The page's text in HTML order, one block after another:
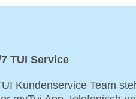
TUI Service
Kundenservice Team